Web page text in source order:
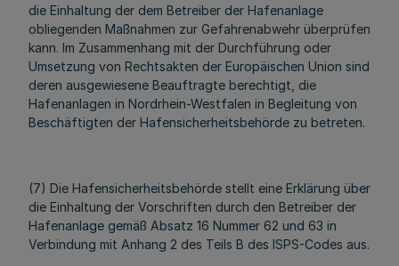
die Einhaltung der dem Betreiber der Hafenanlage
obliegenden Maßnahmen zur Gefahrenabwehr überprüfen
kann. Im Zusammenhang mit der Durchführung oder
Umsetzung von Rechtsakten der Europäischen Union sind
deren ausgewiesene Beauftragte berechtigt, die
Hafenanlagen in Nordrhein-Westfalen in Begleitung von
Beschäftigten der Hafensicherheitsbehörde zu betreten.
(7) Die Hafensicherheitsbehörde stellt eine Erklärung über
die Einhaltung der Vorschriften durch den Betreiber der
Hafenanlage gemäß Absatz 16 Nummer 62 und 63 in
Verbindung mit Anhang 2 des Teils B des ISPS-Codes aus.